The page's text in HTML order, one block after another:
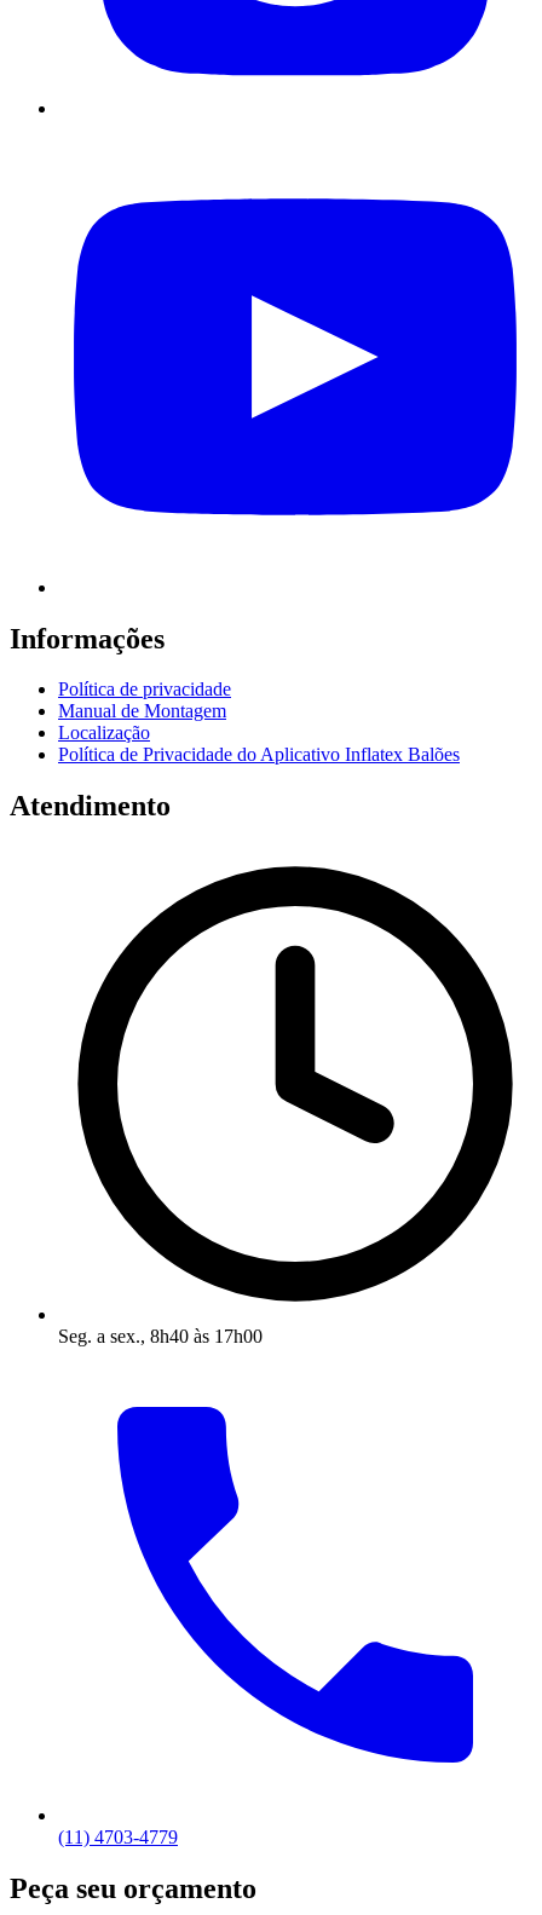
Informações
Política de privacidade
Manual de Montagem
Localização
Política de Privacidade do Aplicativo Inflatex Balões
Atendimento
Seg. a sex., 8h40 às 17h00
(11) 4703-4779
Peça seu orçamento